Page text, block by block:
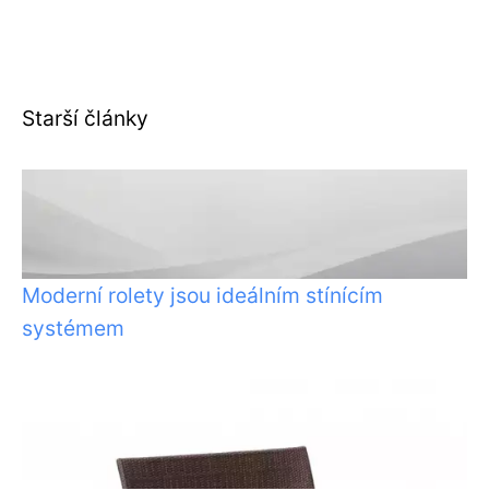
Starší články
Moderní rolety jsou ideálním stínícím
systémem